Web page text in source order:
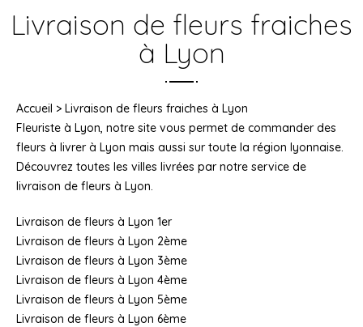
Livraison de fleurs fraiches
à Lyon
Accueil > Livraison de fleurs fraiches à Lyon
Fleuriste à Lyon, notre site vous permet de commander des
fleurs à livrer à Lyon mais aussi sur toute la région lyonnaise.
Découvrez toutes les villes livrées par notre service de
livraison de fleurs à Lyon.
Livraison de fleurs à Lyon 1er
Livraison de fleurs à Lyon 2ème
Livraison de fleurs à Lyon 3ème
Livraison de fleurs à Lyon 4ème
Livraison de fleurs à Lyon 5ème
Livraison de fleurs à Lyon 6ème